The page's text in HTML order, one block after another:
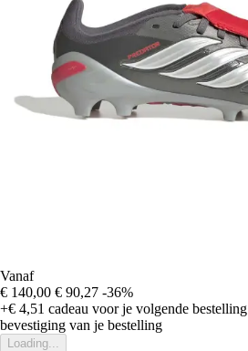
Vanaf
€ 140,00 € 90,27 -36%
+€ 4,51 cadeau voor je volgende bestelling
bevestiging van je bestelling
Loading...